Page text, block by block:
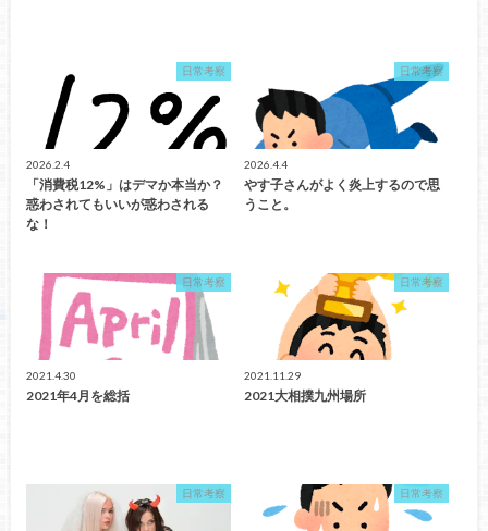
日常考察
2026.2.4
「消費税12%」はデマか本当か？
惑わされてもいいが惑わされる
な！
日常考察
2026.4.4
やす子さんがよく炎上するので思
うこと。
日常考察
2021.4.30
2021年4月を総括
日常考察
2021.11.29
2021大相撲九州場所
日常考察 日常考察